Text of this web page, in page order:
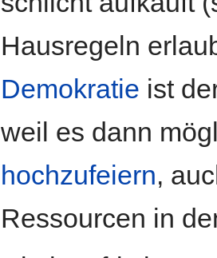
Hausregeln
Demokratie ist
weil es dann
hochzufeiern,
Ressourcen in